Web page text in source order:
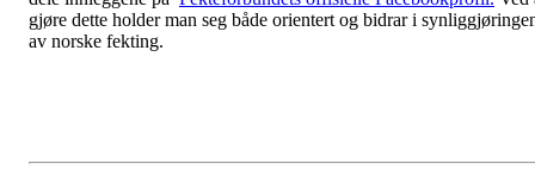
gjøre dette holder man seg både orientert og bidrar i
av norske fekting.